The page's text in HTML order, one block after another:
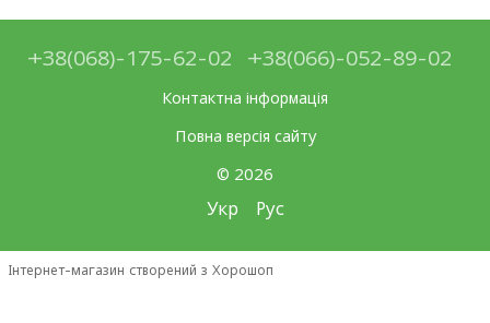
+38(068)-175-62-02 +38(066)-052-89-02
Контактна інформація
Повна версія сайту
© 2026
Укр Рус
Інтернет-магазин створений з Хорошоп